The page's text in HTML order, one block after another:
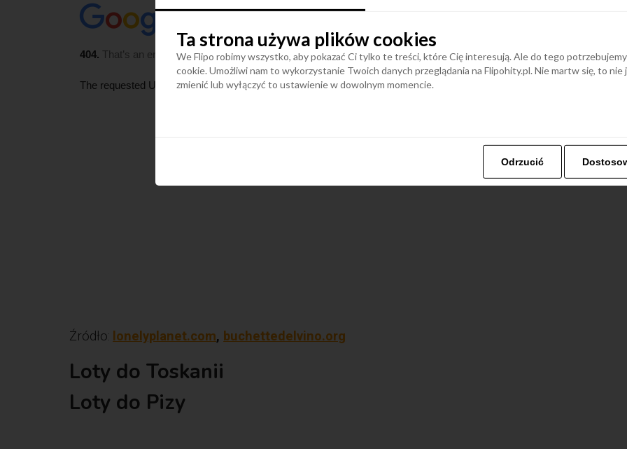
Źródło: lonelyplanet.com, buchettedelvino.org
Loty do Toskanii
Loty do Pizy
Ta strona używa plików cookies
We Flipo robimy wszystko, aby pokazać Ci tylko te treści, które Cię interesują. Ale do tego
cookie. Umożliwi nam to wykorzystanie Twoich danych przeglądania na Flipohity.pl. Nie martw się, to nie
zmienić lub wyłączyć to ustawienie w dowolnym momencie.
Odrzucić